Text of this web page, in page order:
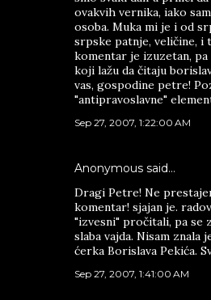
ovakvih vernika, iako
osoba. Muka mi je i od
srpske patnje, veličine, i
komentar je izuzetan, pa
koji lažu da čitaju
vas, gospodine petre!
"antipravoslavne"
Sep 27, 2007, 1:22:00 AM
Anonymous said…
Dragi Petre! Ne
komentar! sjajan je.
"izvesni" pročitali, pa se
slaba vajda. Nisam znala
ćerka Borislava Pekića.
Sep 27, 2007, 1:41:00 AM